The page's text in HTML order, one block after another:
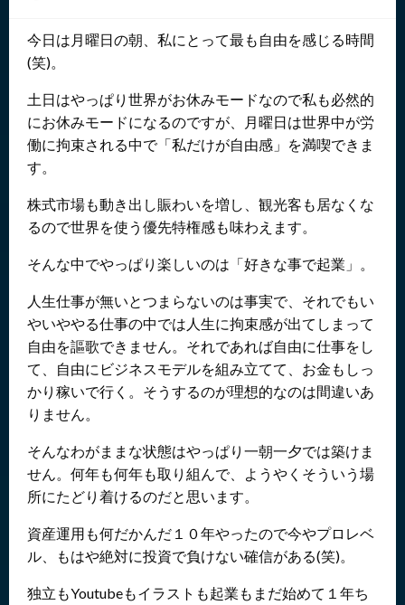
今日は月曜日の朝、私にとって最も自由を感じる時間
(笑)。
土日はやっぱり世界がお休みモードなので私も必然的
にお休みモードになるのですが、月曜日は世界中が労
働に拘束される中で「私だけが自由感」を満喫できま
す。
株式市場も動き出し賑わいを増し、観光客も居なくな
るので世界を使う優先特権感も味わえます。
そんな中でやっぱり楽しいのは「好きな事で起業」。
人生仕事が無いとつまらないのは事実で、それでもい
やいややる仕事の中では人生に拘束感が出てしまって
自由を謳歌できません。それであれば自由に仕事をし
て、自由にビジネスモデルを組み立てて、お金もしっ
かり稼いで行く。そうするのが理想的なのは間違いあ
りません。
そんなわがままな状態はやっぱり一朝一夕では築けま
せん。何年も何年も取り組んで、ようやくそういう場
所にたどり着けるのだと思います。
資産運用も何だかんだ１０年やったので今やプロレベ
ル、もはや絶対に投資で負けない確信がある(笑)。
独立もYoutubeもイラストも起業もまだ始めて１年ち